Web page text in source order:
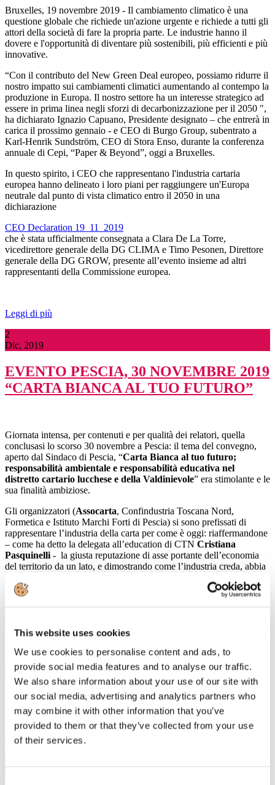
This website uses cookies
We use cookies to personalise content and ads, to
provide social media features and to analyse our traffic.
We also share information about your use of our site with
our social media, advertising and analytics partners who
may combine it with other information that you’ve
provided to them or that they’ve collected from your use
of their services.
Bruxelles, 19 novembre 2019 - Il cambiamento climatico è una
questione globale che richiede un'azione urgente e richiede a tutti gli
attori della società di fare la propria parte. Le industrie hanno il
dovere e l'opportunità di diventare più sostenibili, più efficienti e più
innovative.
“Con il contributo del New Green Deal europeo, possiamo ridurre il
nostro impatto sui cambiamenti climatici aumentando al contempo la
produzione in Europa. Il nostro settore ha un interesse strategico ad
essere in prima linea negli sforzi di decarbonizzazione per il 2050 ",
ha dichiarato Ignazio Capuano, Presidente designato – che entrerà in
carica il prossimo gennaio - e CEO di Burgo Group, subentrato a
Karl-Henrik Sundström, CEO di Stora Enso, durante la conferenza
annuale di Cepi, “Paper & Beyond”, oggi a Bruxelles.
In questo spirito, i CEO che rappresentano l'industria cartaria
europea hanno delineato i loro piani per raggiungere un'Europa
neutrale dal punto di vista climatico entro il 2050 in una
dichiarazione
CEO Declaration 19_11_2019
che è stata ufficialmente consegnata a Clara De La Torre,
vicedirettore generale della DG CLIMA e Timo Pesonen, Direttore
generale della DG GROW, presente all’evento insieme ad altri
rappresentanti della Commissione europea.
Leggi di più
2
Dic, 2019
EVENTO PESCIA, 30 NOVEMBRE 2019
“CARTA BIANCA AL TUO FUTURO”
Giornata intensa, per contenuti e per qualità dei relatori, quella
conclusasi lo scorso 30 novembre a Pescia: il tema del convegno,
aperto dal Sindaco di Pescia, “Carta Bianca al tuo futuro;
responsabilità ambientale e responsabilità educativa nel
distretto cartario lucchese e della Valdinievole” era stimolante e le
sua finalità ambiziose.
Gli organizzatori (Assocarta, Confindustria Toscana Nord,
Formetica e Istituto Marchi Forti di Pescia) si sono prefissati di
rappresentare l’industria della carta per come è oggi: riaffermandone
– come ha detto la delegata all’education di CTN Cristiana
Pasquinelli - la giusta reputazione di asse portante dell’economia
del territorio da un lato, e dimostrando come l’industria creda, abbia
di sostenibilità e circolarità ambientale dall’altro. Sono i due pilastri
su cui si dovrà fondare l’appeal delle cartiere verso il mondo della
impiegarsi con soddisfazione e successo.
Il Centro Studi di Confindustria ha documentato il valore numerico
del settore, e le sue ricadute in termini di fatturato, export, attrazione
di investimenti e occupazione; ma allo stesso tempo ha posto
l’accento sui costi che le nostre cartiere devono sostenere per
procurarsi energia e dotarsi di impianti di smaltimento e riciclo.
Leggi di più